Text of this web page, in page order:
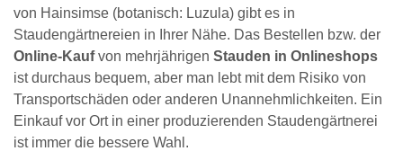
von Hainsimse (botanisch: Luzula) gibt es in
Staudengärtnereien in Ihrer Nähe. Das Bestellen bzw. der
Online-Kaufvon mehrjährigen Stauden in Onlineshops
ist durchaus bequem, aber man lebt mit dem Risiko von
Transportschäden oder anderen Unannehmlichkeiten. Ein
Einkauf vor Ort in einer produzierenden Staudengärtnerei
ist immer die bessere Wahl.